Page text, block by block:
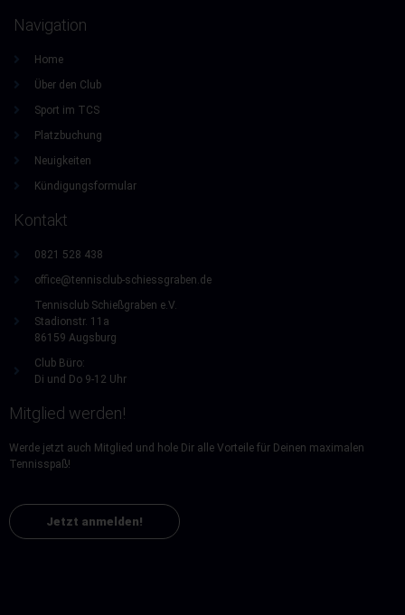
Navigation
Home
Über den Club
Sport im TCS
Platzbuchung
Neuigkeiten
Kündigungsformular
Kontakt
0821 528 438
office@tennisclub-schiessgraben.de
Tennisclub Schießgraben e.V.
Stadionstr. 11a
86159 Augsburg
Club Büro:
Di und Do 9-12 Uhr
Mitglied werden!
Werde jetzt auch Mitglied und hole Dir alle Vorteile für Deinen maximalen
Tennisspaß!
Jetzt anmelden!